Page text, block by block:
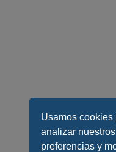
Usamos cookies
analizar
preferencias y